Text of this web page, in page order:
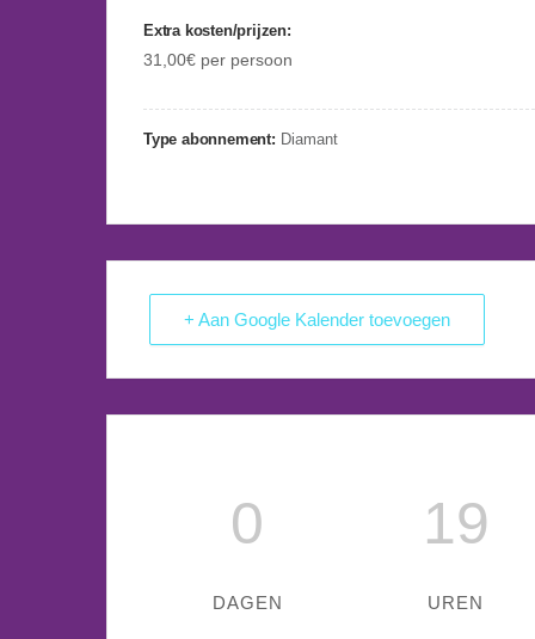
Extra kosten/prijzen:
31,00€ per persoon
Type abonnement: Diamant
+ Aan Google Kalender toevoegen
0
DAGEN
19
UREN